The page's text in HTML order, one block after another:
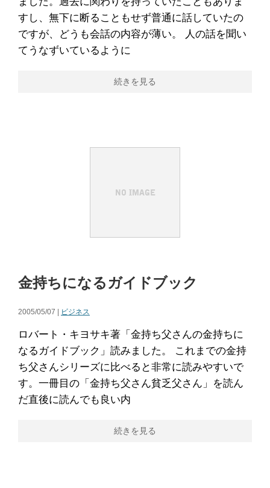
すし、無下に断ることもせず普通に話していたの
ですが、どうも会話の内容が薄い。 人の話を聞い
てうなずいているように
続きを見る
金持ちになるガイドブック
2005/05/07 | ビジネス
ロバート・キヨサキ著「金持ち父さんの金持ちに
なるガイドブック」読みました。 これまでの金持
ち父さんシリーズに比べると非常に読みやすいで
す。一冊目の「金持ち父さん貧乏父さん」を読ん
だ直後に読んでも良い内
続きを見る